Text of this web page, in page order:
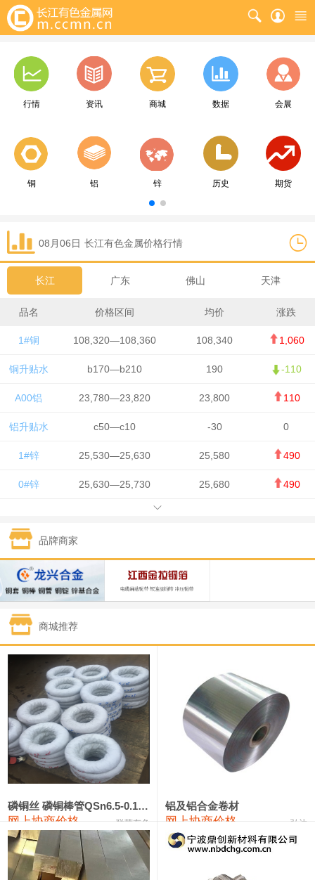
行情 资讯 商城 数据 会展
铜 铝 锌 历史 期货
08月06日 长江有色金属价格行情
长江 广东 佛山 天津
品名 价格区间 均价 涨跌
1#铜 108,320—108,360 108,340 1,060
铜升贴水 b170—b210 190 -110
A00铝 23,780—23,820 23,800 110
铝升贴水 c50—c10 -30 0
1#锌 25,530—25,630 25,580 490
0#锌 25,630—25,730 25,680 490
1#锡 434,750—436,750
1#镍 131,200—132,400
1#白银 15,170—15,180 15,175 615
钯金
1#钴 331,000—351,000
88,000—94,000 91,000
2#锑 84,000—90,000 87,000 0
1#镁 17,000—18,000 17,500
1#电解锰(99.7%袋装) 17,900—18,100 18,000
1#电解锰 18,800—19,000 18,900
1#铬 60,000—82,000
2202#硅 14,100—14,300
品牌商家
商城推荐
磷铜丝 磷铜棒管QSn6.5-0.1 7-0.2 8-0.3
网上协商价格 联荣有色
铝及铝合金卷材
网上协商价格 弘达